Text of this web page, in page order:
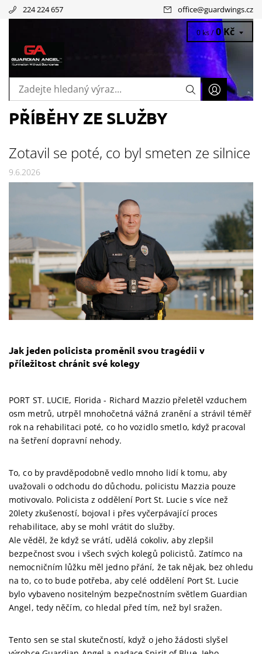
224 224 657 office@guardwings.cz
0 ks / 0 Kč
PŘÍBĚHY ZE SLUŽBY
Zotavil se poté, co byl smeten ze silnice
9.6.2026
Jak jeden policista proměnil svou tragédii v
příležitost chránit své kolegy
PORT ST. LUCIE, Florida - Richard Mazzio přeletěl vzduchem
osm metrů, utrpěl mnohočetná vážná zranění a strávil téměř
rok na rehabilitaci poté, co ho vozidlo smetlo, když pracoval
na šetření dopravní nehody.
To, co by pravděpodobně vedlo mnoho lidí k tomu, aby
uvažovali o odchodu do důchodu, policistu Mazzia pouze
motivovalo. Policista z oddělení Port St. Lucie s více než
20lety zkušeností, bojoval i přes vyčerpávající proces
rehabilitace, aby se mohl vrátit do služby.
Ale věděl, že když se vrátí, udělá cokoliv, aby zlepšil
bezpečnost svou i všech svých kolegů policistů. Zatímco na
nemocničním lůžku měl jedno přání, že tak nějak, bez ohledu
na to, co to bude potřeba, aby celé oddělení Port St. Lucie
bylo vybaveno nositelným bezpečnostním světlem Guardian
Angel, tedy něčím, co hledal před tím, než byl sražen.
Tento sen se stal skutečností, když o jeho žádosti slyšel